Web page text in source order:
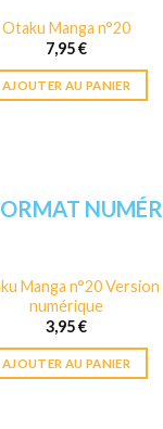
Otaku Manga n°20
7,95€
AJOUTER AU PANIER
Manga n°20 Version
numérique
3,95€
AJOUTER AU PANIER